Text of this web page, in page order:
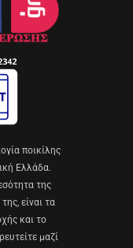
ποικίλης
Ελλάδα.
της
είναι τα
και το
μαζί